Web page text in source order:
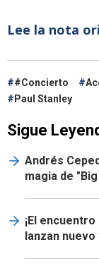
Lee la nota
#Concierto
Paul Stanley
Sigue
Andrés
magia de
¡El
lanzan nuevo